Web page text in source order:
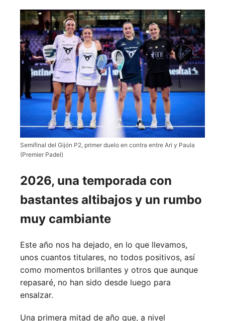
Semifinal del Gijón P2, primer duelo en contra entre Ari y Paula
(Premier Padel)
2026, una temporada con
bastantes altibajos y un rumbo
muy cambiante
Este año nos ha dejado, en lo que llevamos,
unos cuantos titulares, no todos positivos, así
como momentos brillantes y otros que aunque
repasaré, no han sido desde luego para
ensalzar.
Una primera mitad de año que, a nivel